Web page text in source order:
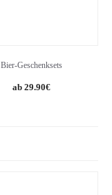
Bier-Geschenksets
29.90€